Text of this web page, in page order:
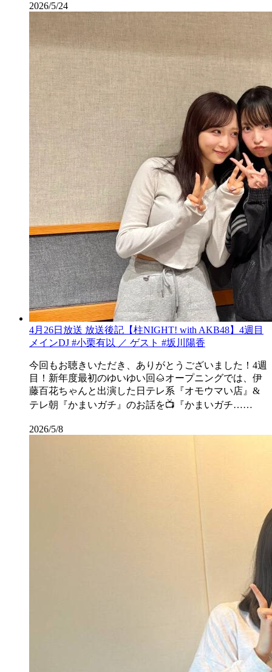
2026/5/24
4月26日放送 放送後記【柱NIGHT! with AKB48】4週目
メインDJ #小栗有以 ／ ゲスト #坂川陽香
今回もお聴きいただき、ありがとうございました！4週
目！新年度最初のゆいゆい回🌰オープニングでは、伊
藤百花ちゃんと出演した日テレ系『オモウマい店』&
テレ朝『かまいガチ』のお話を📺『かまいガチ……
2026/5/8